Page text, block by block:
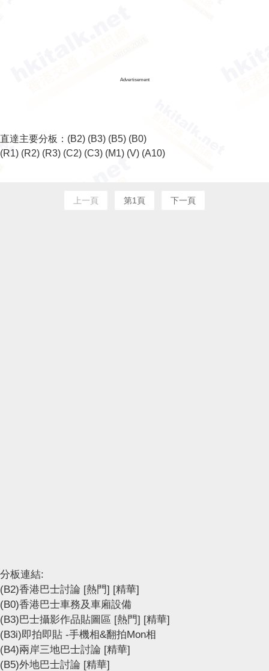
Advertisement
直達主要分板： (B2) (B3) (B5) (B0)
(R1) (R2) (R3) (C2) (C3) (M1) (V) (A10)
上一頁 第1頁 下一頁
分板連結:
(B2)香港巴士討論 [熱門] [精華]
(B0)香港巴士車務及車廂設備
(B3)巴士攝影作品貼圖區 [熱門] [精華]
(B3i)即拍即貼 -手機相&翻拍Mon相
(B4)兩岸三地巴士討論 [精華]
(B5)外地巴士討論 [精華]